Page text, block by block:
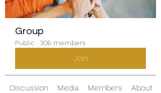
Group
Public · 306 members
Join
Discussion Media Members About